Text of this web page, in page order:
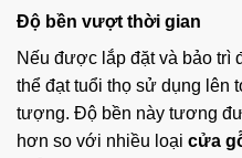
Độ bền vượt thời gian
Nếu được lắp đặt và bảo trì
thể đạt tuổi thọ sử dụng lên
tượng. Độ bền này tương
hơn so với nhiều loại cửa